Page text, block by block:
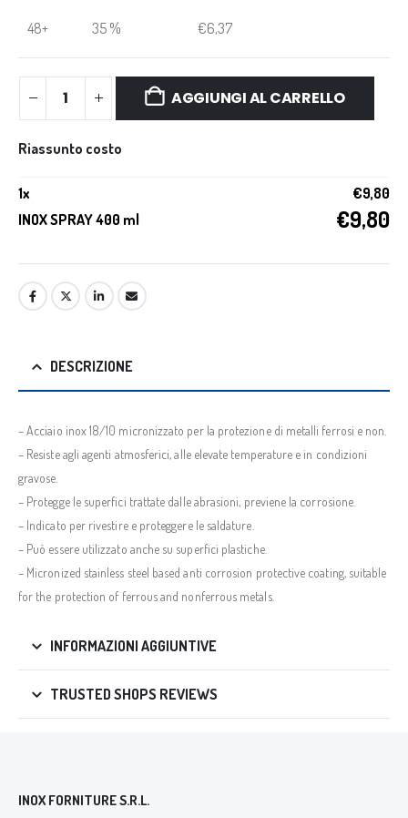
48+ 35 % €6,37
AGGIUNGI AL CARRELLO
Riassunto costo
1x €9,80
INOX SPRAY 400 ml
€9,80
DESCRIZIONE
– Acciaio inox 18/10 micronizzato per la protezione di metalli ferrosi e non.
– Resiste agli agenti atmosferici, alle elevate temperature e in condizioni
gravose.
– Protegge le superfici trattate dalle abrasioni, previene la corrosione.
– Indicato per rivestire e proteggere le saldature.
– Può essere utilizzato anche su superfici plastiche.
– Micronized stainless steel based anti corrosion protective coating, suitable
for the protection of ferrous and nonferrous metals.
INFORMAZIONI AGGIUNTIVE
TRUSTED SHOPS REVIEWS
INOX FORNITURE S.R.L.